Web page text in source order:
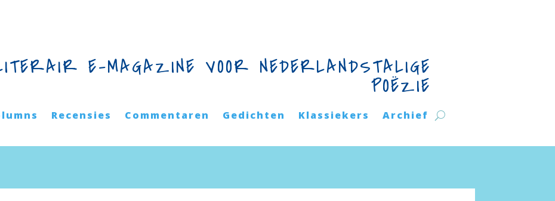
E-MAGAZINE VOOR NEDERLANDSTALIGE
POËZIE
Recensies Commentaren Gedichten Klassiekers Archief